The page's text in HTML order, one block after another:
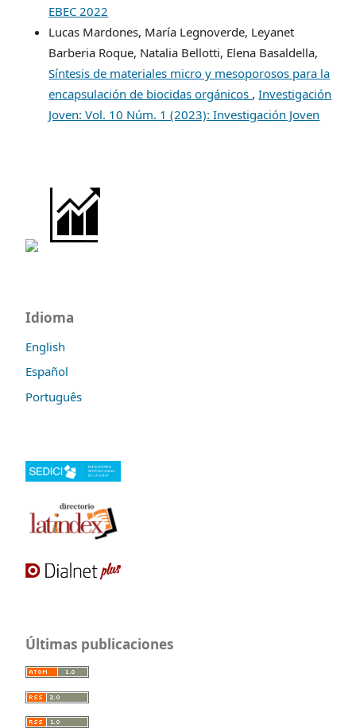
EBEC 2022
Lucas Mardones, María Legnoverde, Leyanet
Barberia Roque, Natalia Bellotti, Elena Basaldella,
Síntesis de materiales micro y mesoporosos para la
encapsulación de biocidas orgánicos ,Investigación
Joven: Vol. 10 Núm. 1 (2023): Investigación Joven
Idioma
English
Español
Português
Últimas publicaciones